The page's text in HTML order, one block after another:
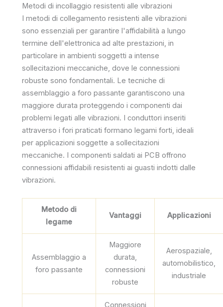
Metodi di incollaggio resistenti alle vibrazioni
I metodi di collegamento resistenti alle vibrazioni
sono essenziali per garantire l'affidabilità a lungo
termine dell'elettronica ad alte prestazioni, in
particolare in ambienti soggetti a intense
sollecitazioni meccaniche, dove le connessioni
robuste sono fondamentali. Le tecniche di
assemblaggio a foro passante garantiscono una
maggiore durata proteggendo i componenti dai
problemi legati alle vibrazioni. I conduttori inseriti
attraverso i fori praticati formano legami forti, ideali
per applicazioni soggette a sollecitazioni
meccaniche. I componenti saldati ai PCB offrono
connessioni affidabili resistenti ai guasti indotti dalle
vibrazioni.
Metodo di
legame
Vantaggi Applicazioni
Assemblaggio a
foro passante
Maggiore
durata,
connessioni
robuste
Aerospaziale,
automobilistico,
industriale
Connessioni